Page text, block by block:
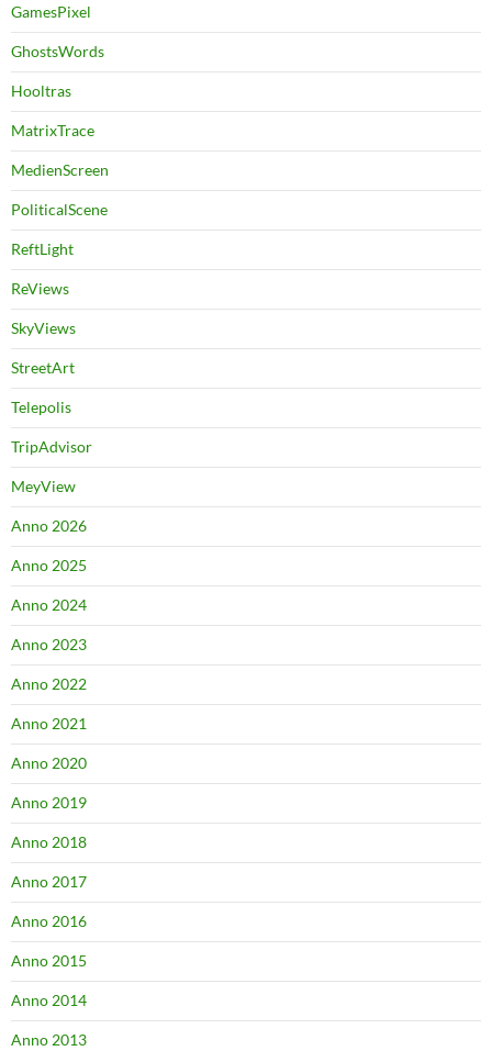
GamesPixel
GhostsWords
Hooltras
MatrixTrace
MedienScreen
PoliticalScene
ReftLight
ReViews
SkyViews
StreetArt
Telepolis
TripAdvisor
MeyView
Anno 2026
Anno 2025
Anno 2024
Anno 2023
Anno 2022
Anno 2021
Anno 2020
Anno 2019
Anno 2018
Anno 2017
Anno 2016
Anno 2015
Anno 2014
Anno 2013